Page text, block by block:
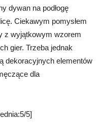
dywan na podłogę
Ciekawym pomysłem
z wyjątkowym wzorem
gier. Trzeba jednak
dekoracyjnych elementów
dla
5]